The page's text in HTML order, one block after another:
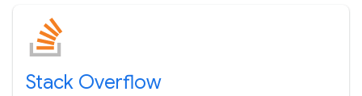
Stack Overflow